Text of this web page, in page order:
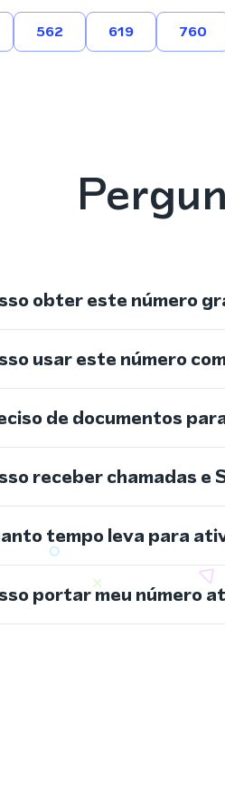
562 619 760
obter este número
usar este número
de documentos
receber chamadas e
tempo leva para
portar meu número